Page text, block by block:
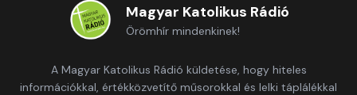
Magyar Katolikus Rádió
Örömhír mindenkinek!
A Magyar Katolikus Rádió küldetése, hogy hiteles
információkkal, értékközvetítő műsorokkal és lelki táplálékkal